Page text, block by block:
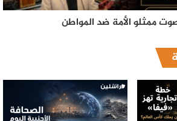
ممثلو الأمة ضد المواطن